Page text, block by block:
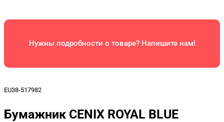
Нужны подробности о товаре? Напишите нам!
EU38-517982
Бумажник CENIX ROYAL BLUE